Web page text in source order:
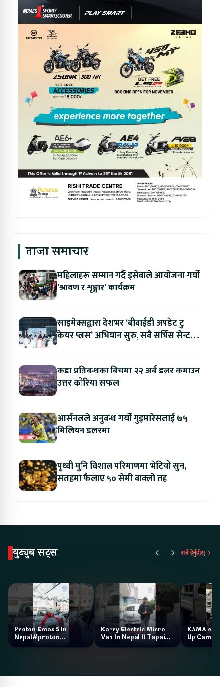
ताजा समाचार
महिलाहरू सम्मान गर्दै इसेवाले आयोजना गर्यो
‘श्रावण र शृङ्गार’ कार्यक्रम
साइमेक्सद्वारा देशभर ‘बीवाईडी अपडेट टु
केयर प्लस’ अभियान सुरु, सबै सर्भिस सेन्टरमा
कडा प्रतिबन्धका बिचमा २२ अर्ब डलर कमाउन
उत्तर कोरिया सफल
आर्सनलले अनुबन्ध गर्यो गुइमारेसलाई ७५
मिलियन डलरमा
पृथ्वी मुनि विशाल परिमाणमा भेटियो सुन,
सतहमा फैलाए ५० सेमी बाक्लो तह
युट्युब सट्स सबै हेर्नुहोस्
Proton Emas 5 In
Nepal#proton
#protonemas5#protonnepal#evcarnepal
Karry Electric Micro
Van In Nepal II Tapaiko
Bazar II Jankari
KAMA eV
Up Camp